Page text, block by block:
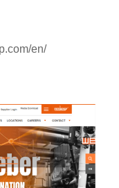
en/